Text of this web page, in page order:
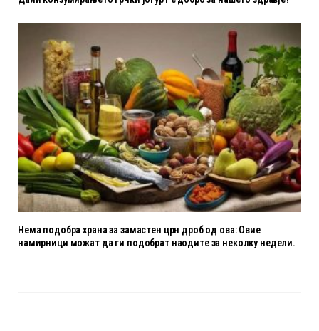
Нема подобра храна за замастен црн дроб од ова: Овие
намирници можат да ги подобрат наодите за неколку недели.